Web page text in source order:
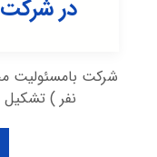
در
شرکت بامسئولیت
نفر )